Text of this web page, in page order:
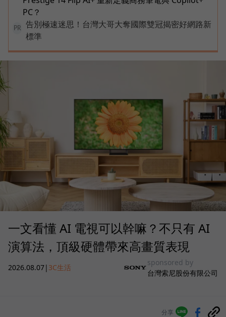
PC？
PR
告別極速迷思！台灣大哥大奪國際雙冠揭密好網路新
標準
一文看懂 AI 電視可以幹嘛？不只有 AI
演算法，頂級硬體帶來高畫質表現
2026.08.07| 3C生活
sponsored by
台灣索尼股份有限公司
分享